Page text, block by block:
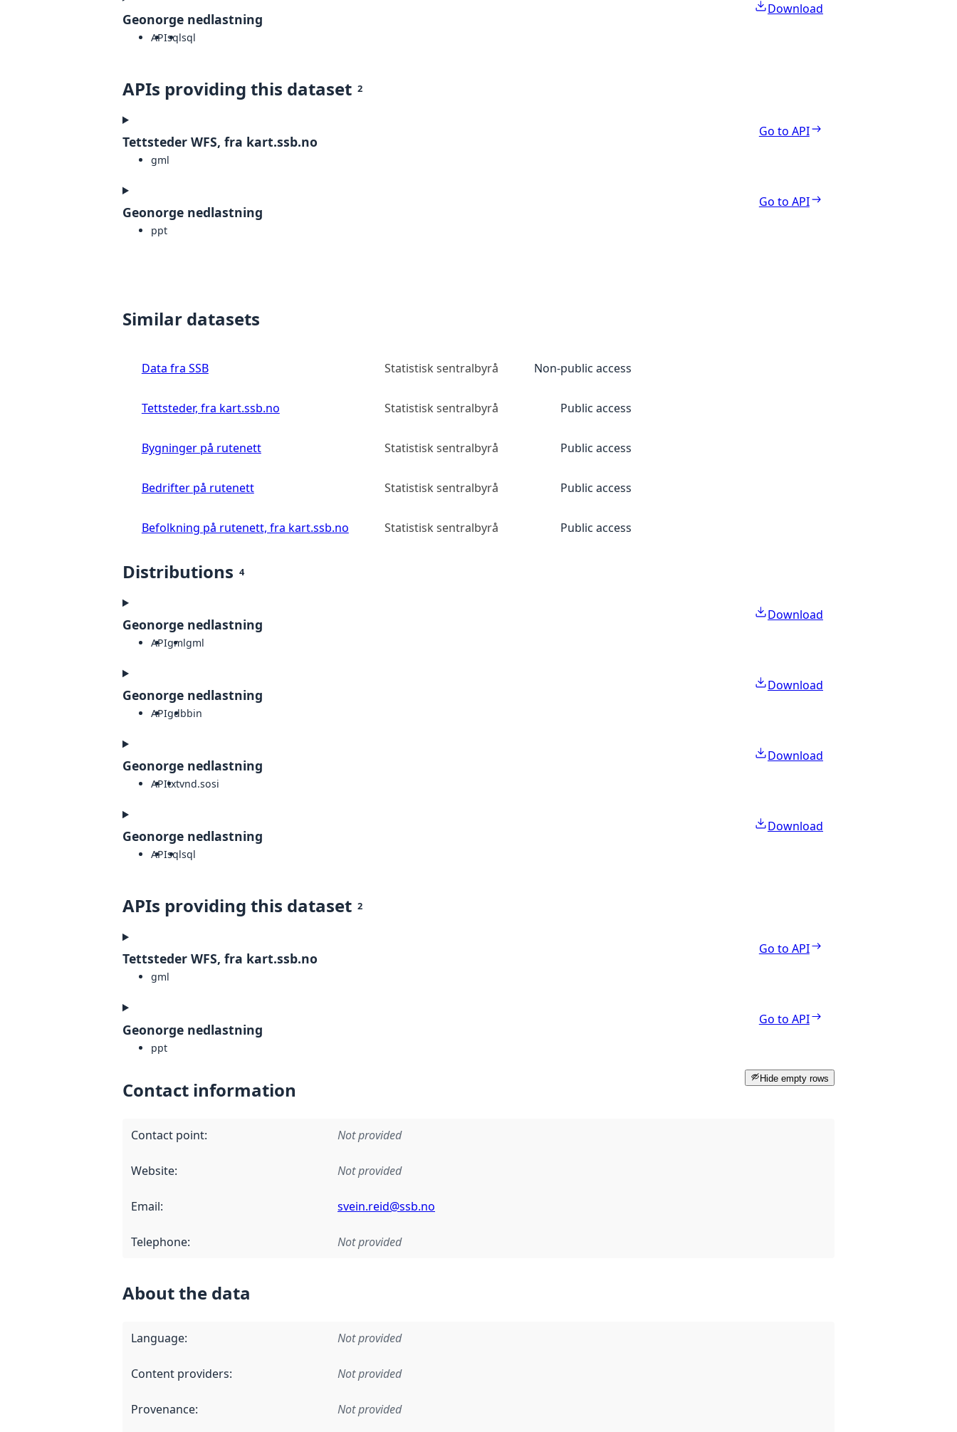
Geonorge nedlastning
APIsqlsql
Download
APIs providing this dataset 2
Tettsteder WFS, fra kart.ssb.no
gml
Go to API
Geonorge nedlastning
ppt
Go to API
Similar datasets
Data fra SSB Statistisk sentralbyrå Non-public access
Tettsteder, fra kart.ssb.no Statistisk sentralbyrå Public access
Bygninger på rutenett Statistisk sentralbyrå Public access
Bedrifter på rutenett Statistisk sentralbyrå Public access
Befolkning på rutenett, fra kart.ssb.no Statistisk sentralbyrå Public access
Distributions 4
Geonorge nedlastning
APIgmlgml
Download
Geonorge nedlastning
APIgdbbin
Download
Geonorge nedlastning
APItxtvnd.sosi
Download
Geonorge nedlastning
APIsqlsql
Download
APIs providing this dataset 2
Tettsteder WFS, fra kart.ssb.no
gml
Go to API
Geonorge nedlastning
ppt
Go to API
Hide empty rows
Contact information
Contact point: Not provided
Website: Not provided
Email: svein.reid@ssb.no
Telephone: Not provided
About the data
Language: Not provided
Content providers: Not provided
Provenance: Not provided